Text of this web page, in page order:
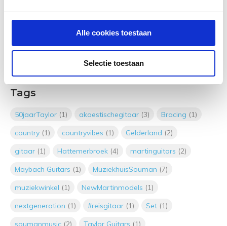
Alle cookies toestaan
Selectie toestaan
pick ups!
Ho ho ho… en Yeehaw!
In-Ears
Door Muziekhuis Souman
Tags
50jaarTaylor (1) akoestischegitaar (3) Bracing (1)
country (1) countryvibes (1) Gelderland (2)
gitaar (1) Hattemerbroek (4) martinguitars (2)
Maybach Guitars (1) MuziekhuisSouman (7)
muziekwinkel (1) NewMartinmodels (1)
nextgeneration (1) #reisgitaar (1) Set (1)
soumanmusic (2) Taylor Guitars (1)